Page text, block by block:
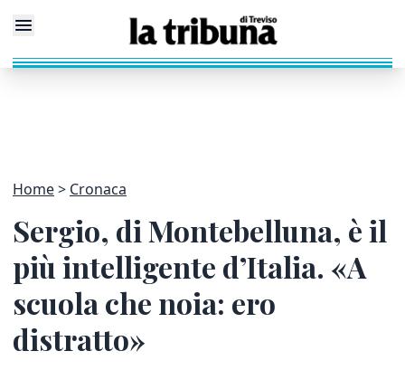
Home Cronaca
Sergio, di Montebelluna, è il
più intelligente d’Italia. «A
scuola che noia: ero
distratto»